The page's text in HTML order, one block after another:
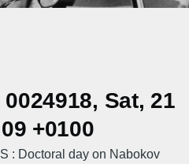
Sat, 21
+0100
: Doctoral day on Nabokov